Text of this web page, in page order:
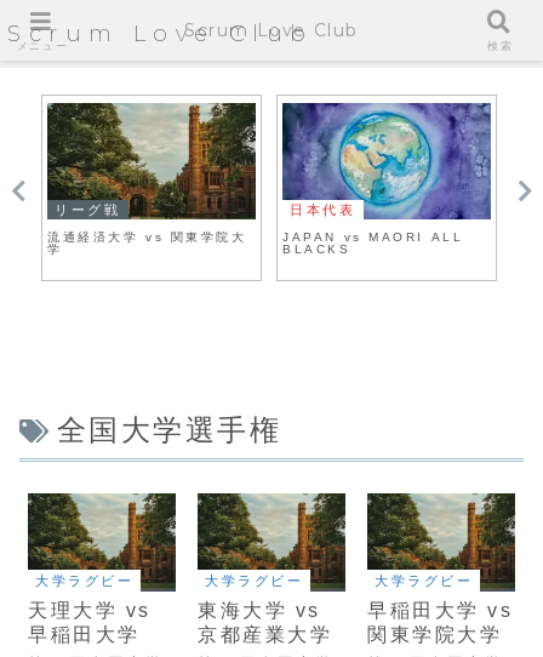
Scrum Love Club
リーグ戦
流通経済大学 vs 関東学院大
学
日本代表
JAPAN vs MĀORI ALL
BLACKS
全国大学選手権
大学ラグビー
天理大学 vs
早稲田大学
大学ラグビー
東海大学 vs
京都産業大学
大学ラグビー
早稲田大学 vs
関東学院大学
メニュー
Scrum Love Club
検索